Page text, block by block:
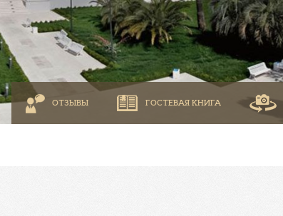
ОТЗЫВЫ ГОСТЕВАЯ КНИГА